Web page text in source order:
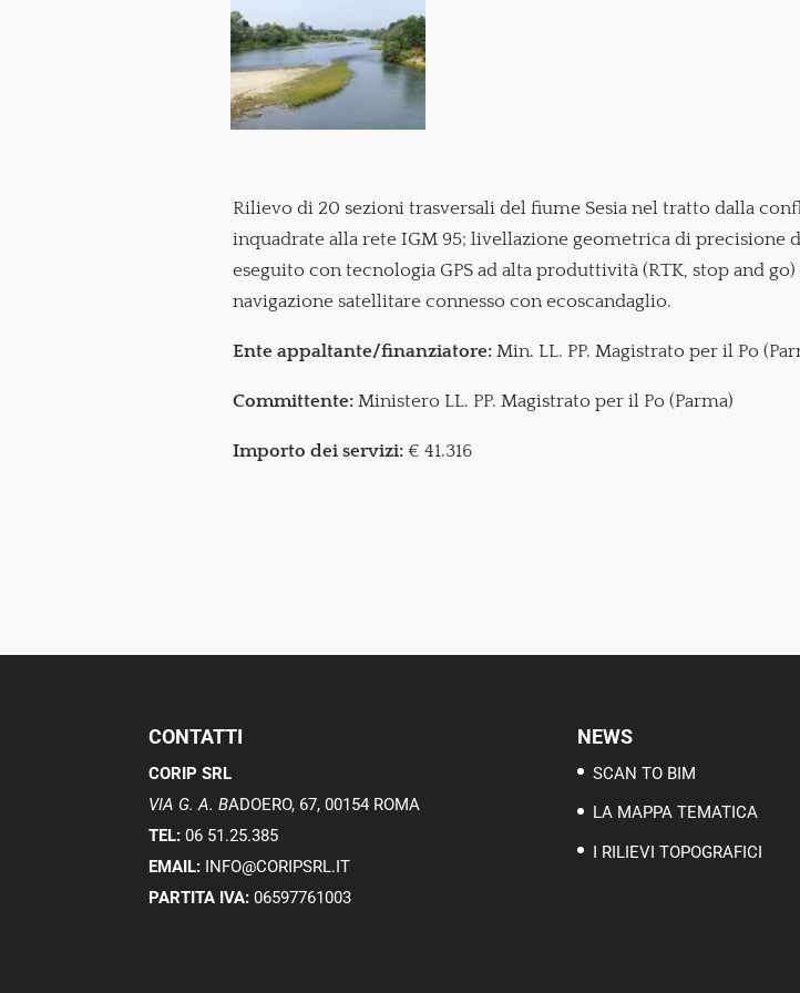
Rilievo di 20 sezioni trasversali del fiume Sesia nel tratto dalla
inquadrate alla rete IGM 95; livellazione geometrica di precisione
eseguito con tecnologia GPS ad alta produttività (RTK, stop and
navigazione satellitare connesso con ecoscandaglio.
Ente appaltante/finanziatore: Min. LL. PP. Magistrato per il Po
Committente: Ministero LL. PP. Magistrato per il Po (Parma)
Importo dei servizi: € 41.316
CONTATTI
CORIP SRL
VIA G. A. BADOERO, 67, 00154 ROMA
TEL:06 51.25.385
EMAIL: INFO@CORIPSRL.IT
PARTITA IVA: 06597761003
NEWS
SCAN TO BIM
LA MAPPA TEMATICA
I RILIEVI TOPOGRAFICI